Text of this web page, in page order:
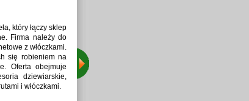
który łączy sklep
Firma należy do
z włóczkami.
się robieniem na
Oferta obejmuje
dziewiarskie,
i włóczkami.